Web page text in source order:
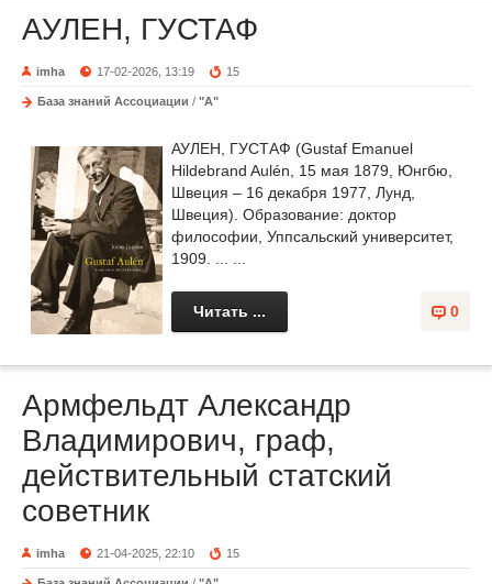
АУЛЕН, ГУСТАФ
imha 17-02-2026, 13:19 15
База знаний Ассоциации / "А"
АУЛЕН, ГУСТАФ (Gustaf Emanuel
Hildebrand Aulén, 15 мая 1879, Юнгбю,
Швеция – 16 декабря 1977, Лунд,
Швеция). Образование: доктор
философии, Уппсальский университет,
1909. ... ...
0
Читать ...
Армфельдт Александр
Владимирович, граф,
действительный статский
советник
imha 21-04-2025, 22:10 15